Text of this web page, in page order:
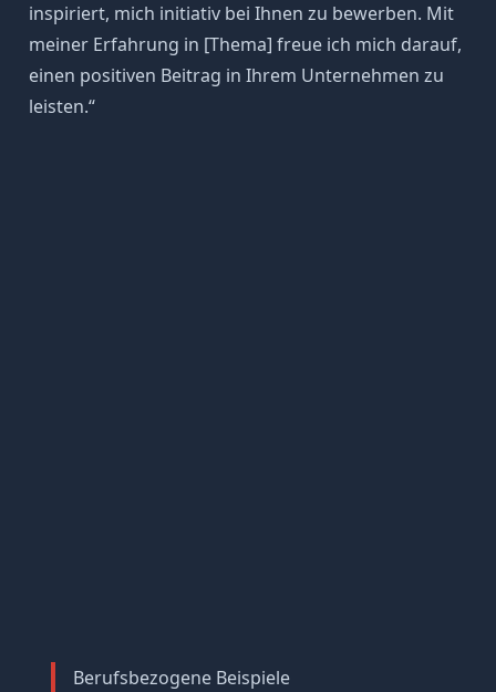
inspiriert, mich initiativ bei Ihnen zu bewerben. Mit
meiner Erfahrung in [Thema] freue ich mich darauf,
einen positiven Beitrag in Ihrem Unternehmen zu
leisten.“
Berufsbezogene Beispiele